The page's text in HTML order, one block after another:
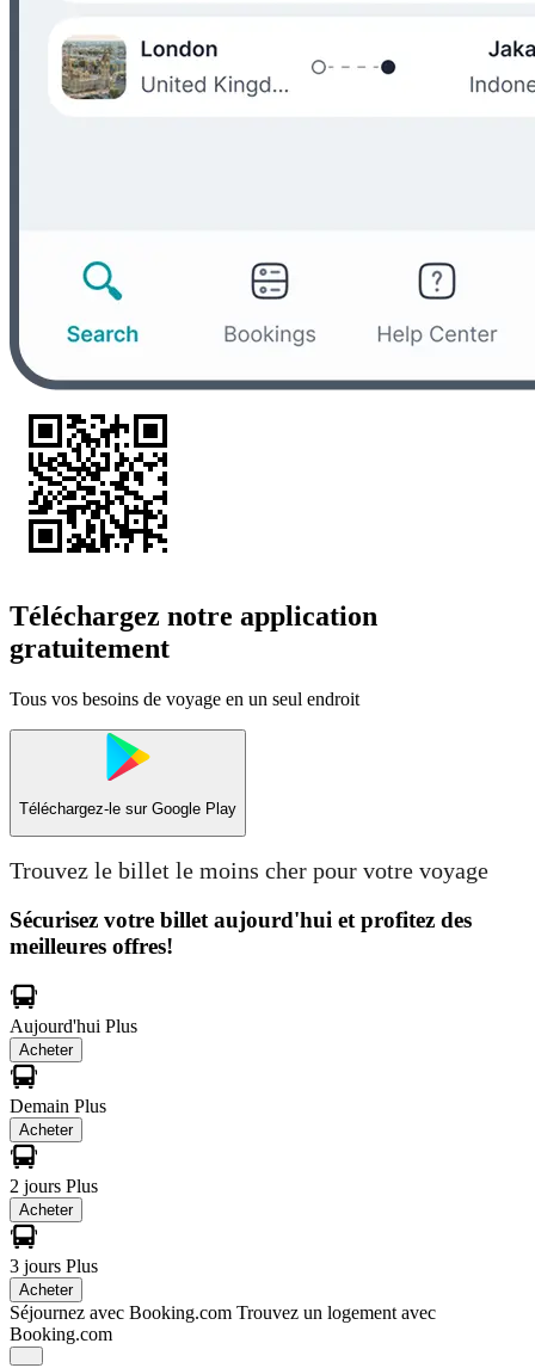
Téléchargez notre application
gratuitement
Tous vos besoins de voyage en un seul endroit
Téléchargez-le sur Google Play
Trouvez le billet le moins cher pour votre voyage
Sécurisez votre billet aujourd'hui et profitez des
meilleures offres!
Aujourd'hui Plus
Acheter
Demain Plus
Acheter
2 jours Plus
Acheter
3 jours Plus
Acheter
Séjournez avec Booking.com Trouvez un logement avec
Booking.com